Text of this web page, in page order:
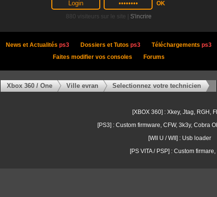
880 visiteurs sur le site | S'incrire
News et Actualités ps3 Dossiers et Tutos ps3 Téléchargements ps3
Faites modifier vos consoles
Forums
Xbox 360 / One Ville evran Selectionnez votre technicien
[XBOX 360] : Xkey, Jtag, RGH,
[PS3] : Custom firmware, CFW, 3k3y, Cobra
[WII U / WII] : Usb loader
[PS VITA / PSP] : Custom firmare,